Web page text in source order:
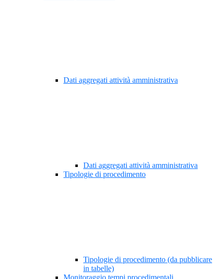
Dati aggregati attività amministrativa
Dati aggregati attività amministrativa
Tipologie di procedimento
Tipologie di procedimento (da pubblicare
in tabelle)